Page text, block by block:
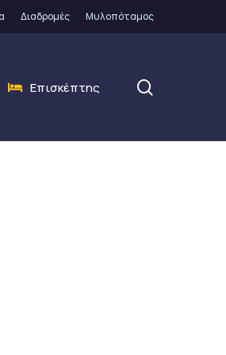
Διαδρομές Μυλοπόταμος
Επισκέπτης